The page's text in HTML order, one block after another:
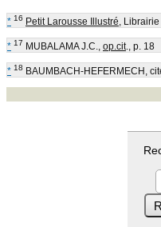
* 16 Petit Larousse Illustré ,
* 17 MUBALAMA J.C., op.cit., p. 18
* 18 BAUMBACH-HEFERMECH,